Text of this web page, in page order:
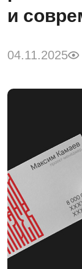
и
04.11.2025